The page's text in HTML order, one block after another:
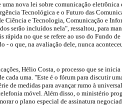
uma nova lei sobre comunicação
Tecnológica e o Futuro das
Ciência e Tecnologia, Comunicação e
serão incluídos nela", ressaltou, para
rápida no que se refere ao uso do Fundo
- o que, na avaliação dele, nunca
Hélio Costa, o processo que se
cada uma. "Este é o fórum para discutir
de medidas para avançar rumo à
móvel. Além disso, o ministério
o plano especial de assinatura